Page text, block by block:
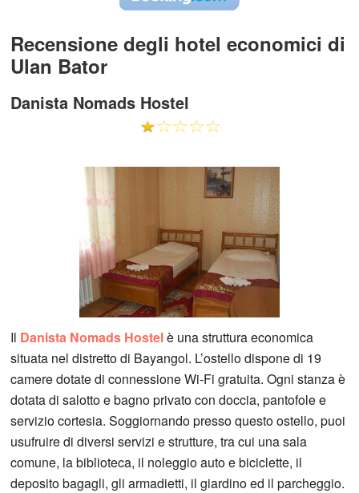
Recensione degli hotel economici di
Ulan Bator
Danista Nomads Hostel
Il Danista Nomads Hostelè una struttura economica
situata nel distretto di Bayangol. L’ostello dispone di 19
camere dotate di connessione Wi-Fi gratuita. Ogni stanza è
dotata di salotto e bagno privato con doccia, pantofole e
servizio cortesia. Soggiornando presso questo ostello, puoi
usufruire di diversi servizi e strutture, tra cui una sala
comune, la biblioteca, il noleggio auto e biciclette, il
deposito bagagli, gli armadietti, il giardino ed il parcheggio.